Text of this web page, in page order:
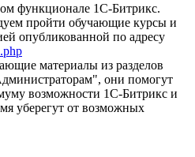
функционале 1С-Битрикс.
пройти обучающие курсы и
опубликованной по адресу
материалы из разделов
они помогут
возможности 1С-Битрикс и
уберегут от возможных